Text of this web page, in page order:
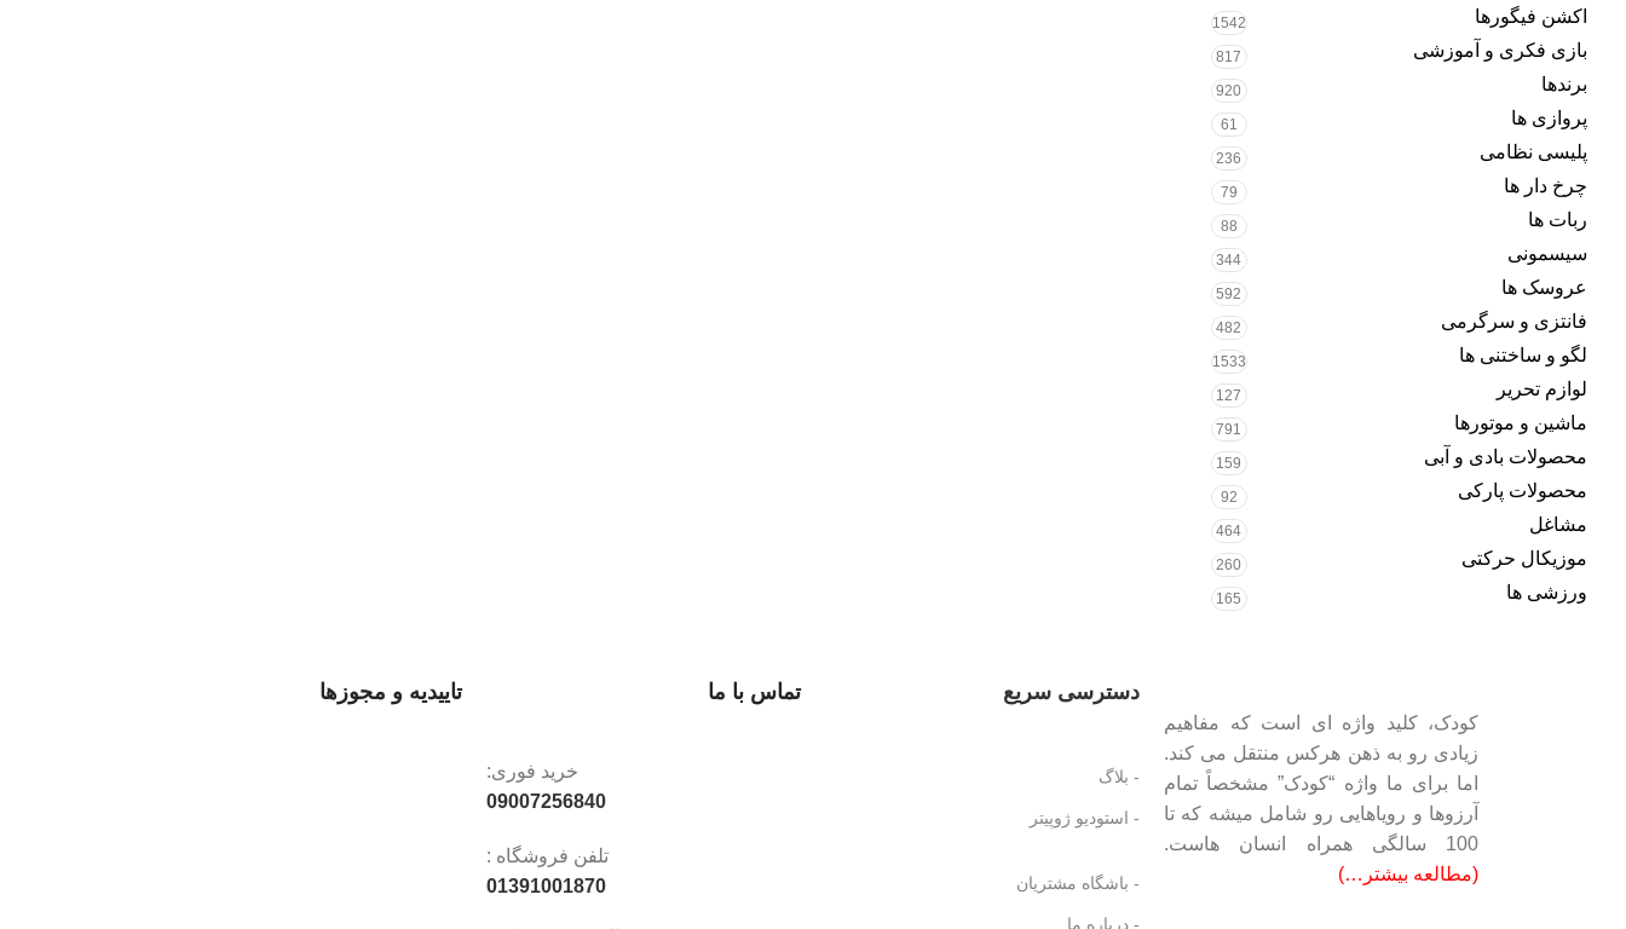
اکشن فیگورها 1542
بازی فکری و آموزشی 817
برندها 920
پروازی ها 61
پلیسی نظامی 236
چرخ دار ها 79
ربات ها 88
سیسمونی 344
عروسک ها 592
فانتزی و سرگرمی 482
لگو و ساختنی ها 1533
لوازم تحریر 127
ماشین و موتورها 791
محصولات بادی و آبی 159
محصولات پارکی 92
مشاغل 464
موزیکال حرکتی 260
ورزشی ها 165
کودک، کلید واژه ای است که مفاهیم
زیادی رو به ذهن هرکس منتقل می کند.
اما برای ما واژه “کودک” مشخصاً تمام
آرزوها و رویاهایی رو شامل میشه که تا
100 سالگی همراه انسان هاست.
(مطالعه بیشتر…)
دسترسی سریع
- بلاگ
- استودیو ژوپیتر
- باشگاه مشتریان
- درباره ما
تماس با ما
خرید فوری:
09007256840
تلفن فروشگاه :
01391001870
تاییدیه و مجوزها